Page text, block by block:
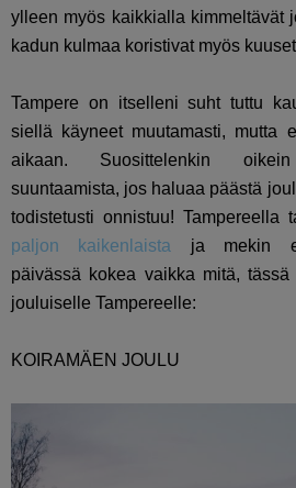
ylleen myös kaikkialla kimmeltävät
kadun kulmaa koristivat myös
Tampere on itselleni suht tuttu
siellä käyneet muutamasti, mutta
aikaan. Suosittelenkin
suuntaamista, jos haluaa päästä
todistetusti onnistuu! Tampereella
paljon kaikenlaista ja mekin
päivässä kokea vaikka mitä,
jouluiselle Tampereelle:
KOIRAMÄEN JOULU